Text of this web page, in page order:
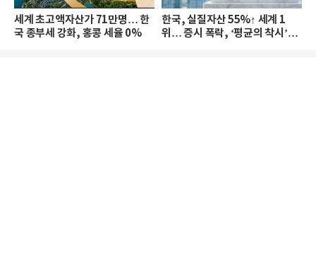
세계 초고액자산가 71만명… 한
국 종부세 강화, 홍콩 세율 0%
한국, 실질자산 55%↑ 세계 1
위… 증시 폭락, ‘평균의 착시’와